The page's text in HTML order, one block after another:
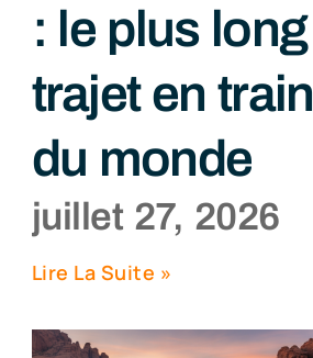
: le plus long
trajet en train
du monde
juillet 27, 2026
Lire La Suite »